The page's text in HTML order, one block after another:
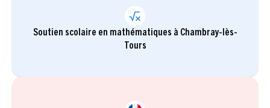
Soutien scolaire en mathématiques à Chambray-lès-
Tours